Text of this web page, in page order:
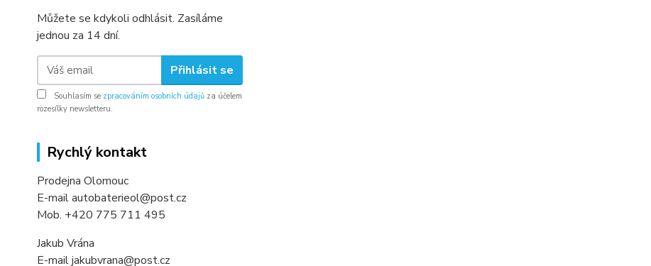
Můžete se kdykoli odhlásit. Zasíláme
jednou za 14 dní.
Přihlásit se
Souhlasím se zpracováním osobních údajů za účelem
rozesílky newsletteru.
Rychlý kontakt
Prodejna Olomouc
E-mail autobaterieol@post.cz
Mob. +420 775 711 495
Jakub Vrána
E-mail jakubvrana@post.cz